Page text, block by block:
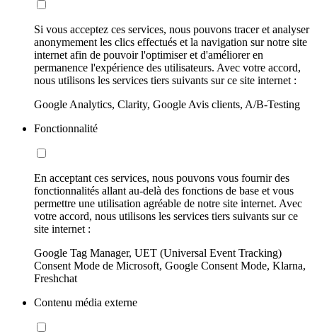
Si vous acceptez ces services, nous pouvons tracer et analyser
anonymement les clics effectués et la navigation sur notre site
internet afin de pouvoir l'optimiser et d'améliorer en
permanence l'expérience des utilisateurs. Avec votre accord,
nous utilisons les services tiers suivants sur ce site internet :
Google Analytics, Clarity, Google Avis clients, A/B-Testing
Fonctionnalité
En acceptant ces services, nous pouvons vous fournir des
fonctionnalités allant au-delà des fonctions de base et vous
permettre une utilisation agréable de notre site internet. Avec
votre accord, nous utilisons les services tiers suivants sur ce
site internet :
Google Tag Manager, UET (Universal Event Tracking)
Consent Mode de Microsoft, Google Consent Mode, Klarna,
Freshchat
Contenu média externe